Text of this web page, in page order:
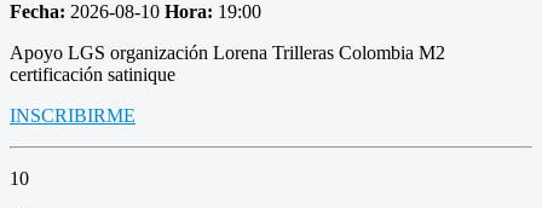
Fecha: 2026-08-10 Hora: 19:00
Apoyo LGS organización Lorena Trilleras Colombia M2
certificación satinique
INSCRIBIRME
10